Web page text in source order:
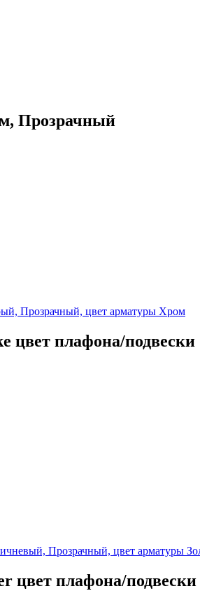
Прозрачный
цвет плафона/
цвет плафона/